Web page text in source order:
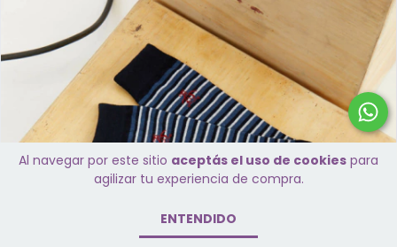
Al navegar por este sitio aceptás el uso de cookies para
agilizar tu experiencia de compra.
ENTENDIDO